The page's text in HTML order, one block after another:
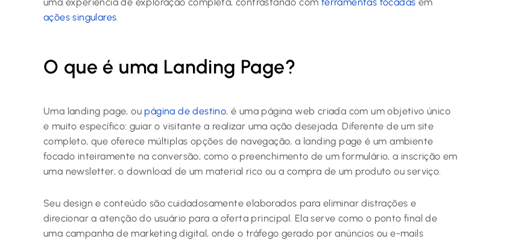
ações singulares.
O que é uma Landing Page?
Uma landing page, ou página de destino, é uma página web criada com um objetivo único
e muito específico: guiar o visitante a realizar uma ação desejada. Diferente de um site
completo, que oferece múltiplas opções de navegação, a landing page é um ambiente
focado inteiramente na conversão, como o preenchimento de um formulário, a inscrição em
uma newsletter, o download de um material rico ou a compra de um produto ou serviço.
Seu design e conteúdo são cuidadosamente elaborados para eliminar distrações e
direcionar a atenção do usuário para a oferta principal. Ela serve como o ponto final de
uma campanha de marketing digital, onde o tráfego gerado por anúncios ou e-mails